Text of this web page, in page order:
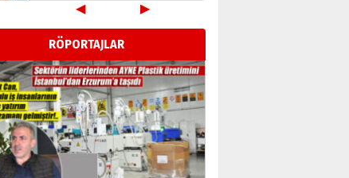
Kadir SABUNCUOĞLU
Erzurumspor’un köşe taşları
29 Haziran 2026 Pazartesi
Kenan GÜLERCİ
Murat Şahsuvaroğlu ERKON’da
çıtayı yukarı taşırken,
yönetimdekiler aşağı
çekmemeli!
17 Şubat 2026 SalıOrhan BOZKURT
◀ ▶
RÖPORTAJLAR